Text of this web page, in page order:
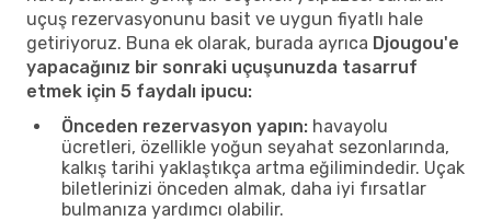
uçuş rezervasyonunu basit ve uygun fiyatlı hale
getiriyoruz. Buna ek olarak, burada ayrıca Djougou'e
yapacağınız bir sonraki uçuşunuzda tasarruf
etmek için 5 faydalı ipucu:
Önceden rezervasyon yapın: havayolu
ücretleri, özellikle yoğun seyahat sezonlarında,
kalkış tarihi yaklaştıkça artma eğilimindedir. Uçak
biletlerinizi önceden almak, daha iyi fırsatlar
bulmanıza yardımcı olabilir.